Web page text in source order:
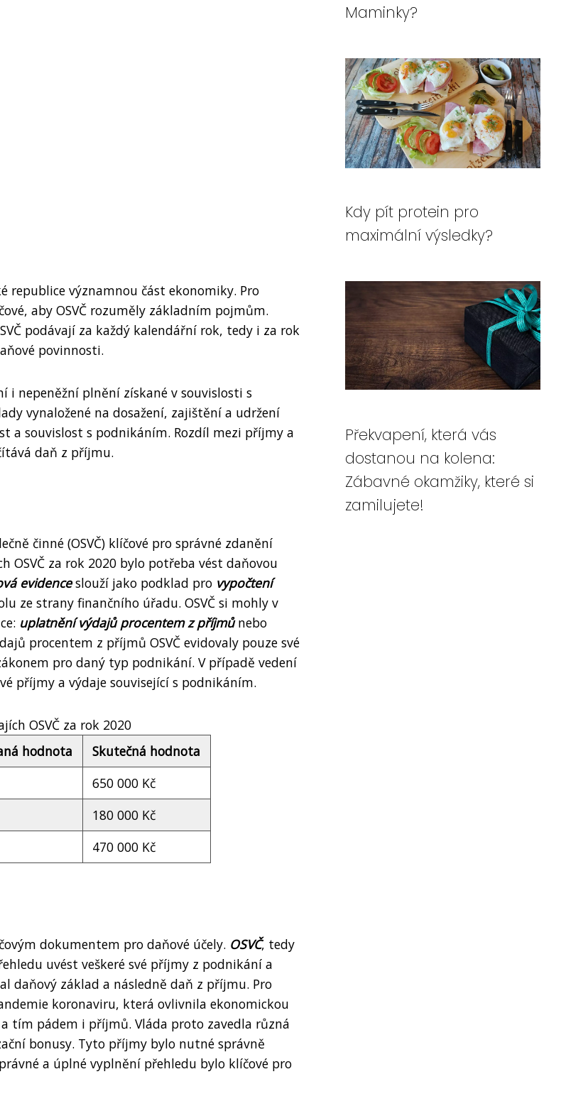
republice významnou část ekonomiky. Pro
aby OSVČ rozuměly základním pojmům.
podávají za každý kalendářní rok, tedy i za rok
povinnosti.
i nepeněžní plnění získané v souvislosti s
vynaložené na dosažení, zajištění a udržení
a souvislost s podnikáním. Rozdíl mezi příjmy a
daň z příjmu.
činné (OSVČ) klíčové pro správné zdanění
za rok 2020 bylo potřeba vést daňovou
evidenceslouží jako podklad pro vypočtení
ze strany finančního úřadu. OSVČ si mohly v
uplatnění výdajů procentem z příjmůnebo
procentem z příjmů OSVČ evidovaly pouze své
pro daný typ podnikání. V případě vedení
příjmy a výdaje související s podnikáním.
OSVČ za rok 2020
hodnota
Skutečná hodnota
650 000 Kč
180 000 Kč
470 000 Kč
dokumentem pro daňové účely. OSVČ, tedy
uvést veškeré své příjmy z podnikání a
daňový základ a následně daň z příjmu. Pro
koronaviru, která ovlivnila ekonomickou
tím pádem i příjmů. Vláda proto zavedla různá
bonusy. Tyto příjmy bylo nutné správně
a úplné vyplnění přehledu bylo klíčové pro
Maminky?
Kdy pít protein pro
maximální výsledky?
Překvapení, která vás
dostanou na kolena:
Zábavné okamžiky, které si
zamilujete!